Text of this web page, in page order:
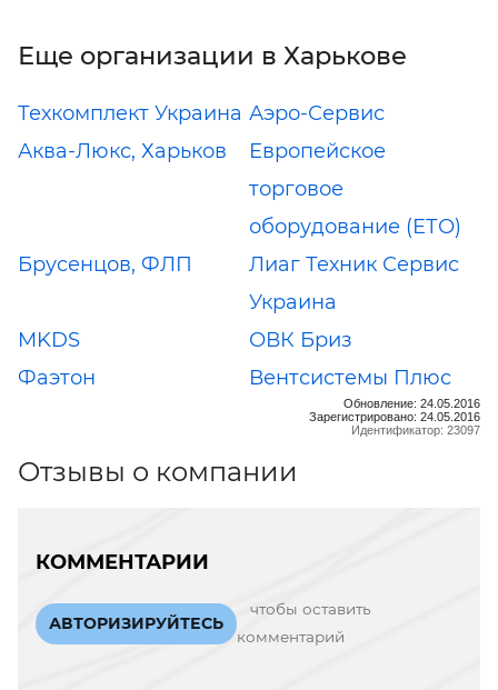
Еще организации в Харькове
Техкомплект Украина Аэро-Сервис
Аква-Люкс, Харьков
Европейское
торговое
оборудование (ЕТО)
Брусенцов, ФЛП
Лиаг Техник Сервис
Украина
MKDS
ОВК Бриз
Фаэтон
Вентсистемы Плюс
Обновление: 24.05.2016
Зарегистрировано: 24.05.2016
Идентификатор: 23097
Отзывы о компании
КОММЕНТАРИИ
АВТОРИЗИРУЙТЕСЬ
чтобы оставить
комментарий